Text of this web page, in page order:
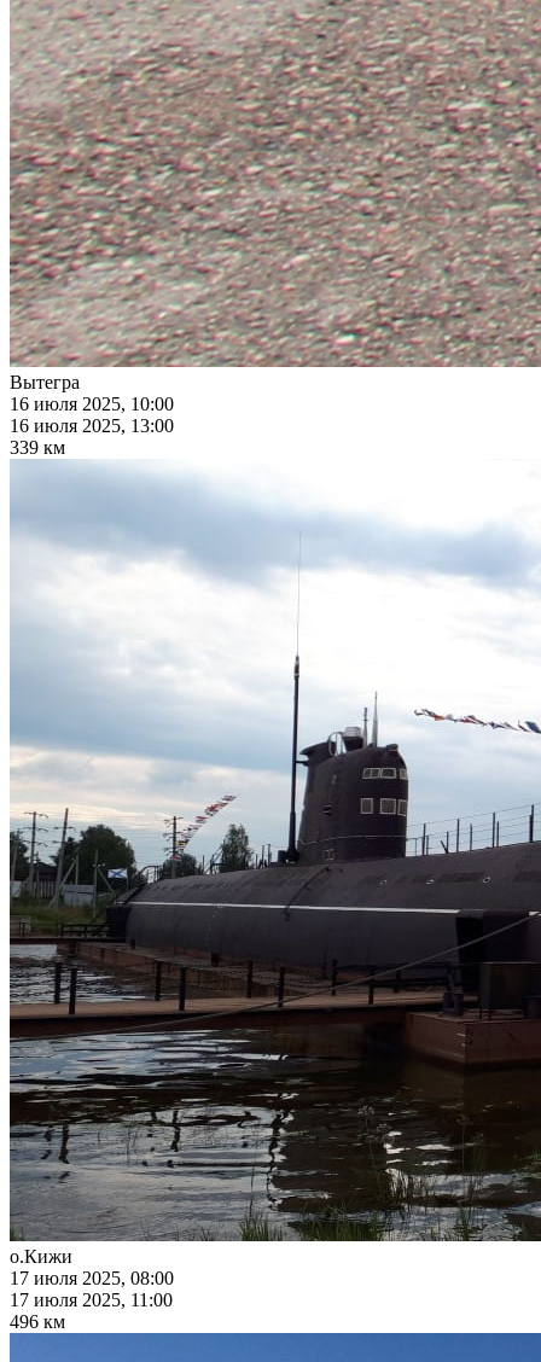
Вытегра
16 июля 2025, 10:00
16 июля 2025, 13:00
339 км
о.Кижи
17 июля 2025, 08:00
17 июля 2025, 11:00
496 км